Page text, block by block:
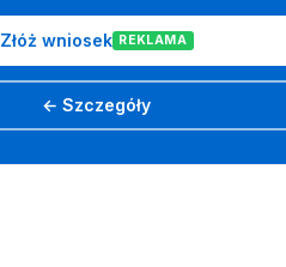
Złóż wniosek REKLAMA
← Szczegóły